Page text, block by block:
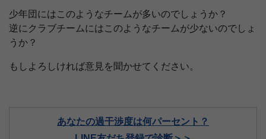
少年団にはこのようなチームが多いのでしょうか？
逆にクラブチームにはこのようなチームが少ないのでしょ
うか？
もしよろしければ意見を聞かせてください。
あなたの過干渉度は何パーセント？